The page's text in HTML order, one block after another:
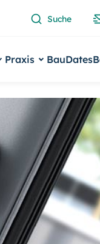
Suche
Praxis BauDates